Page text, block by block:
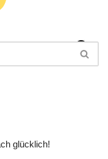
glücklich!